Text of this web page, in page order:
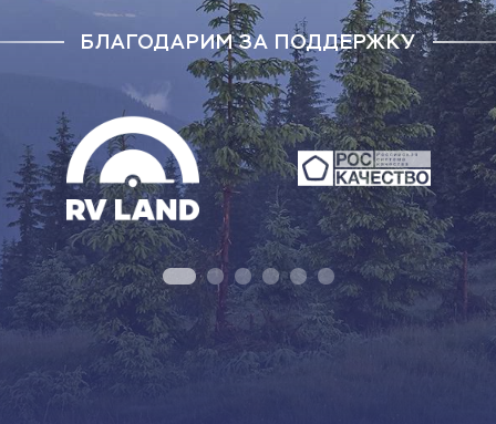
БЛАГОДАРИМ ЗА ПОДДЕРЖКУ